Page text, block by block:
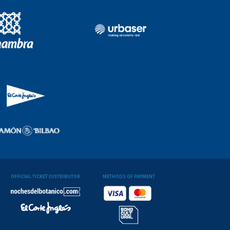
OFFICIAL TICKET DISTRIBUTOR METHODS OF PAYMENT